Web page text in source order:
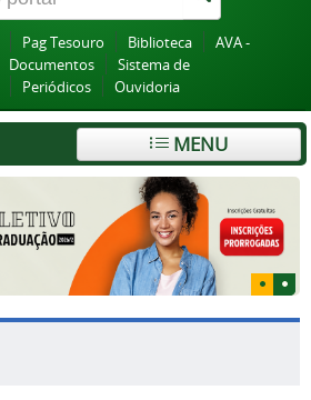
Pag Tesouro Biblioteca
AVA -
Documentos
Sistema de
Periódicos Ouvidoria
MENU